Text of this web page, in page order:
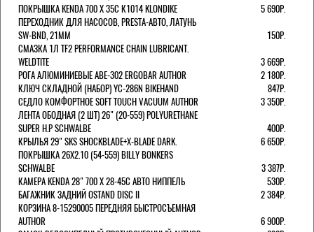
ПОКРЫШКА KENDA 700 Х 35С К1014 KLONDIKE
5 690Р.
ПЕРЕХОДНИК ДЛЯ НАСОСОВ, PRESTA-АВТО, ЛАТУНЬ
SW-BND, 21ММ
150Р.
СМАЗКА 1Л TF2 PERFORMANCE CHAIN LUBRICANT.
WELDTITE
3 669Р.
РОГА АЛЮМИНИЕВЫЕ ABE-302 ERGOBAR AUTHOR
2 180Р.
КЛЮЧ СКЛАДНОЙ (НАБОР) YC-286N BIKEHAND
847Р.
СЕДЛО КОМФОРТНОЕ SOFT TOUCH VACUUM AUTHOR
3 350Р.
ЛЕНТА ОБОДНАЯ (2 ШТ) 26" (20-559) POLYURETHANE
SUPER H.P SCHWALBE
400Р.
КРЫЛЬЯ 29" SKS SHOCKBLADE+X-BLADE DARK.
6 650Р.
ПОКРЫШКА 26X2.10 (54-559) BILLY BONKERS
SCHWALBE
3 387Р.
КАМЕРА KENDA 28" 700 Х 28-45С АВТО НИППЕЛЬ
530Р.
БАГАЖНИК ЗАДНИЙ OSTAND DISC II
2 384Р.
КОРЗИНА 8-15290005 ПЕРЕДНЯЯ БЫСТРОСЪЕМНАЯ
AUTHOR
6 900Р.